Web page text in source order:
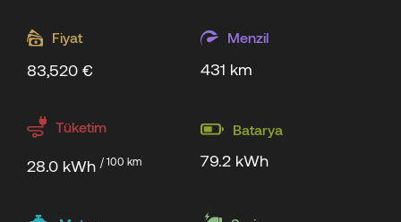
Fiyat
83,520 €
Menzil
431 km
Tüketim
28.0 kWh/ 100 km
Batarya
79.2 kWh